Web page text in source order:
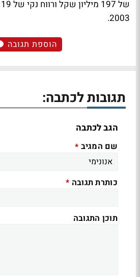
2003.
הוספת תגובה
תגובות לכתבה:
הגב לכתבה
שם המגיב *
כותרת תגובה *
תוכן התגובה